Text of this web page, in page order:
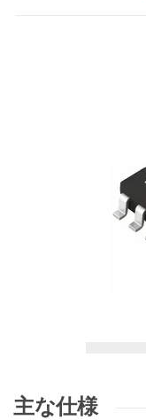
主な仕様